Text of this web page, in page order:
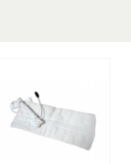
à 48 heures ouvrées*